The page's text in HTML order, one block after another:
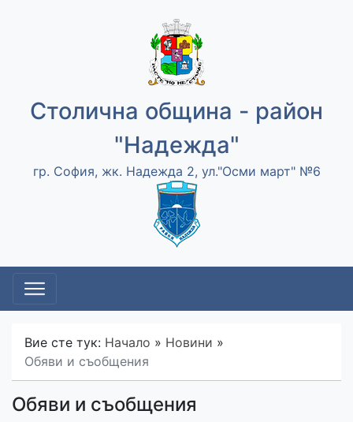
Столична община - район
"Надежда"
гр. София, жк. Надежда 2, ул."Осми март" №6
Вие сте тук: Начало » Новини »
Обяви и съобщения
Обяви и съобщения